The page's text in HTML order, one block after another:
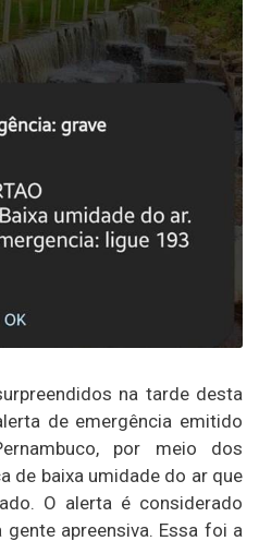
na tarde desta
de emergência emitido
por meio dos
de baixa umidade do ar que
O alerta é considerado
apreensiva. Essa foi a